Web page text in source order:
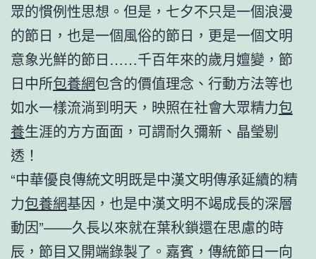
眾的慣例性思想。但是，七夕不只是一個浪漫
的節日，也是一個風俗的節日，更是一個文明
意象光鮮的節日……千百年來的歲月嬗變，節
日中所包養網包含的價值理念、行動方法等也
如水一樣流淌到明天，映照在社會大眾精力包
養生涯的方方面面，可謂耐久彌新、晶瑩剔
透！
“中華優良傳統文明既是中漢文明傳承延續的精
力包養網基因，也是中漢文明不竭成長的深層
動因”——久長以來就在葉秋鎖還在思慮的時
辰，節目又開端錄製了。嘉賓，傳統節日一向